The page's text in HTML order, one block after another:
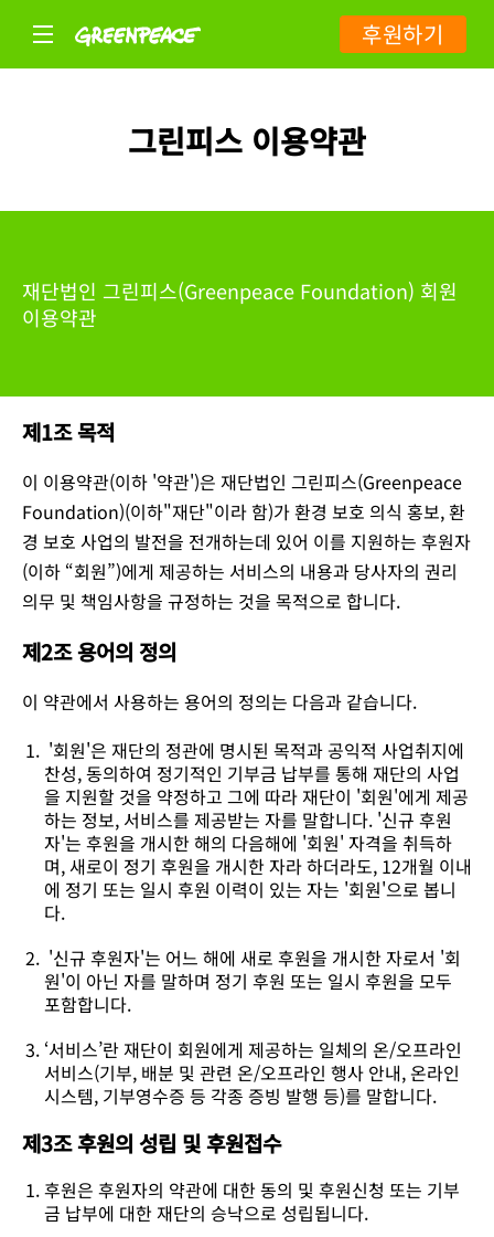
후원하기
그린피스 이용약관
재단법인 그린피스(Greenpeace Foundation) 회원
이용약관
제1조 목적
이 이용약관(이하 '약관')은 재단법인 그린피스(Greenpeace
Foundation)(이하"재단"이라 함)가 환경 보호 의식 홍보, 환
경 보호 사업의 발전을 전개하는데 있어 이를 지원하는 후원자
(이하 “회원”)에게 제공하는 서비스의 내용과 당사자의 권리
의무 및 책임사항을 규정하는 것을 목적으로 합니다.
제2조 용어의 정의
이 약관에서 사용하는 용어의 정의는 다음과 같습니다.
'회원'은 재단의 정관에 명시된 목적과 공익적 사업취지에
찬성, 동의하여 정기적인 기부금 납부를 통해 재단의 사업
을 지원할 것을 약정하고 그에 따라 재단이 '회원'에게 제공
하는 정보, 서비스를 제공받는 자를 말합니다. '신규 후원
자'는 후원을 개시한 해의 다음해에 '회원' 자격을 취득하
며, 새로이 정기 후원을 개시한 자라 하더라도, 12개월 이내
에 정기 또는 일시 후원 이력이 있는 자는 '회원'으로 봅니
다.
'신규 후원자'는 어느 해에 새로 후원을 개시한 자로서 '회
원'이 아닌 자를 말하며 정기 후원 또는 일시 후원을 모두
포함합니다.
‘서비스’란 재단이 회원에게 제공하는 일체의 온/오프라인
서비스(기부, 배분 및 관련 온/오프라인 행사 안내, 온라인
시스템, 기부영수증 등 각종 증빙 발행 등)를 말합니다.
제3조 후원의 성립 및 후원접수
후원은 후원자의 약관에 대한 동의 및 후원신청 또는 기부
금 납부에 대한 재단의 승낙으로 성립됩니다.